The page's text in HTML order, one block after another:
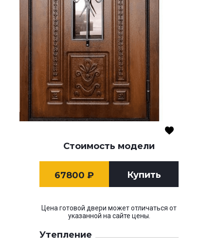
Стоимость модели
67800 ₽ Купить
Цена готовой двери может отличаться от
указанной на сайте цены.
Утепление